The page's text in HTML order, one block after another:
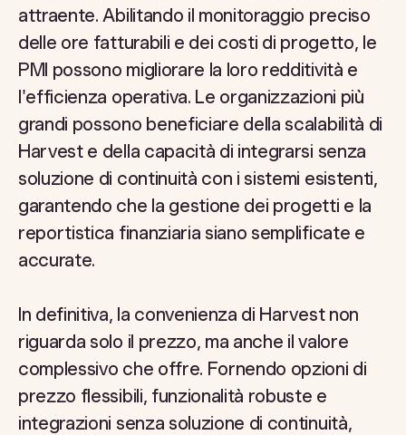
attraente. Abilitando il monitoraggio preciso
delle ore fatturabili e dei costi di progetto, le
PMI possono migliorare la loro redditività e
l'efficienza operativa. Le organizzazioni più
grandi possono beneficiare della scalabilità di
Harvest e della capacità di integrarsi senza
soluzione di continuità con i sistemi esistenti,
garantendo che la gestione dei progetti e la
reportistica finanziaria siano semplificate e
accurate.
In definitiva, la convenienza di Harvest non
riguarda solo il prezzo, ma anche il valore
complessivo che offre. Fornendo opzioni di
prezzo flessibili, funzionalità robuste e
integrazioni senza soluzione di continuità,